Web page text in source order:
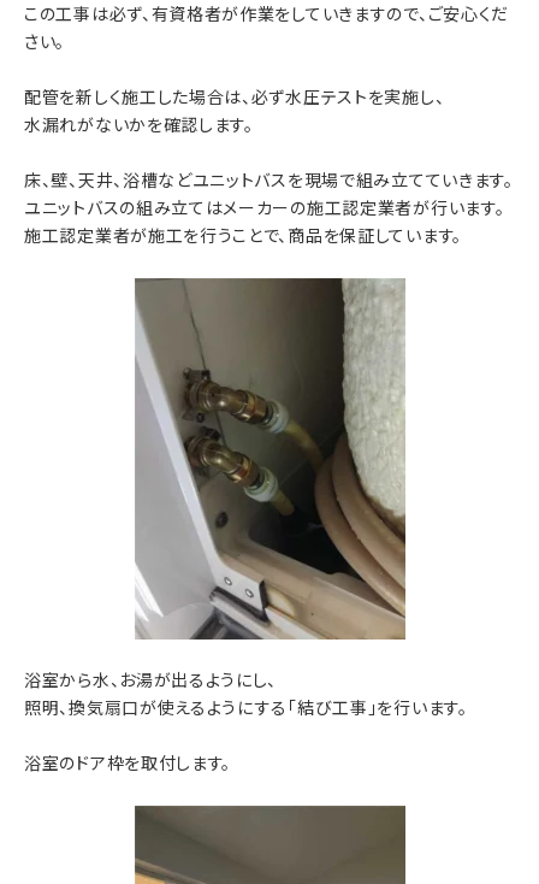
この工事は必ず、有資格者が作業をしていきますので、ご安心くだ
さい。
配管を新しく施工した場合は、必ず水圧テストを実施し、
水漏れがないかを確認します。
床、壁、天井、浴槽などユニットバスを現場で組み立てていきます。
ユニットバスの組み立てはメーカーの施工認定業者が行います。
施工認定業者が施工を行うことで、商品を保証しています。
浴室から水、お湯が出るようにし、
照明、換気扇口が使えるようにする「結び工事」を行います。
浴室のドア枠を取付します。